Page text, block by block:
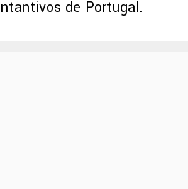
de Portugal.